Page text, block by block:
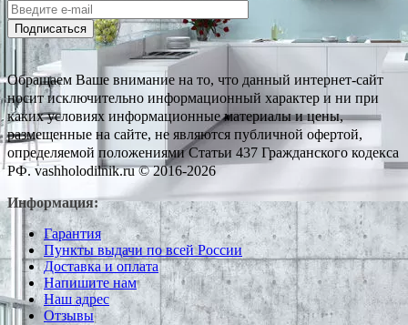
Подписаться
Обращаем Ваше внимание на то, что данный интернет-сайт
носит исключительно информационный характер и ни при
каких условиях информационные материалы и цены,
размещенные на сайте, не являются публичной офертой,
определяемой положениями Статьи 437 Гражданского кодекса
РФ. vashholodilnik.ru © 2016-2026
Информация:
Гарантия
Пункты выдачи по всей России
Доставка и оплата
Напишите нам
Наш адрес
Отзывы